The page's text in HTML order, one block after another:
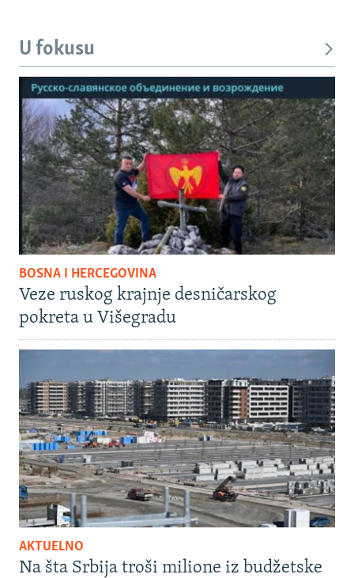
U fokusu
BOSNA I HERCEGOVINA
Veze ruskog krajnje desničarskog
pokreta u Višegradu
AKTUELNO
Na šta Srbija troši milione iz budžetske